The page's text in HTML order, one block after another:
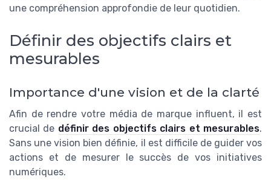
une compréhension approfondie de leur quotidien.
Définir des objectifs clairs et
mesurables
Importance d'une vision et de la clarté
Afin de rendre votre média de marque influent, il est
crucial de définir des objectifs clairs et mesurables.
Sans une vision bien définie, il est difficile de guider vos
actions et de mesurer le succès de vos initiatives
numériques.